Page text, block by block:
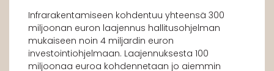
Infrarakentamiseen kohdentuu yhteensä 300
miljoonan euron laajennus hallitusohjelman
mukaiseen noin 4 miljardin euron
investointiohjelmaan. Laajennuksesta 100
miljoonaa euroa kohdennetaan jo aiemmin